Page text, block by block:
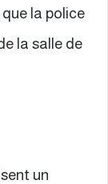
que la police
la salle de
un